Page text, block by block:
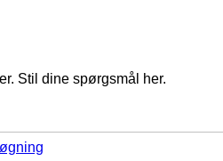
Stil dine spørgsmål her.